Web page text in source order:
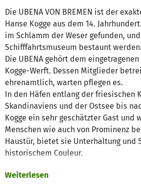
Die UBENA VON BREMEN ist der
Hanse Kogge aus dem 14.
im Schlamm der Weser gefunden,
Schifffahrtsmuseum bestaunt werden.
Die UBENA gehört dem
Kogge-Werft. Dessen Mitglieder
ehrenamtlich, warten pflegen es.
In den Häfen entlang der friesischen
Skandinaviens und der Ostsee bis
Kogge ein sehr geschätzter Gast und
Menschen wie auch von Prominenz
Haustür, bietet sie Unterhaltung und
historischem Couleur.
steht sie an Land. Ein Schaden am
Weiterlesen